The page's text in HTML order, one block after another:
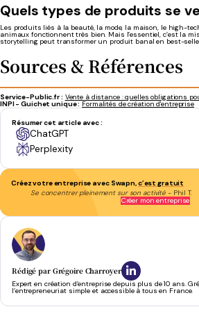
Quels types de produits se
Les produits liés à la beauté, la mode, la maison, le high-
animaux fonctionnent très bien. Mais l’essentiel, c’est la
storytelling peut transformer un produit banal en best-
Sources & Références
Service-Public.fr : Vente à distance : quelles obligations
INPI - Guichet unique : Formalités de création d'entreprise
Résumer cet article avec :
ChatGPT
Perplexity
Créez votre entreprise avec Swapn,c’est gratuit
Se concentrer pleinement sur son activité - Phil T.
Créer mon entreprise
Rédigé par Grégoire Charroyer
Expert en création d’entreprise depuis plus de 10 ans.
l’entrepreneuriat simple et accessible à tous en France.